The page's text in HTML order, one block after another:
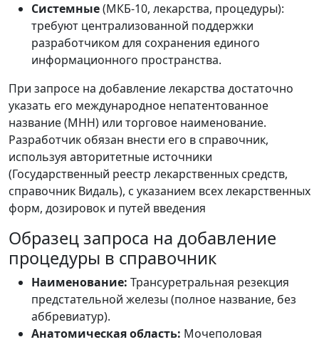
Системные(МКБ-10, лекарства, процедуры):
требуют централизованной поддержки
разработчиком для сохранения единого
информационного пространства.
При запросе на добавление лекарства достаточно
указать его международное непатентованное
название (МНН) или торговое наименование.
Разработчик обязан внести его в справочник,
используя авторитетные источники
(Государственный реестр лекарственных средств,
справочник Видаль), с указанием всех лекарственных
форм, дозировок и путей введения
Образец запроса на добавление
процедуры в справочник
Наименование: Трансуретральная резекция
предстательной железы (полное название, без
аббревиатур).
Анатомическая область: Мочеполовая